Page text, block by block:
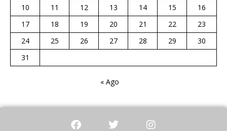
10
11 12 13 14 15
16
17
18 19 20 21 22
23
24
25 26 27 28 29
30
31
« Ago